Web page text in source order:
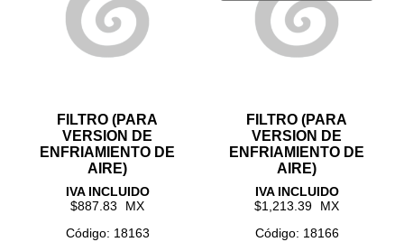
FILTRO (PARA
VERSION DE
ENFRIAMIENTO DE
AIRE)
887.83
Código: 18163
FILTRO (PARA
VERSION DE
ENFRIAMIENTO DE
AIRE)
1,213.39
Código: 18166